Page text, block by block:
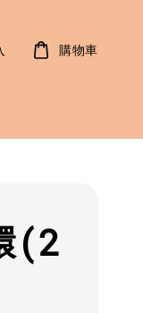
購物車
(2